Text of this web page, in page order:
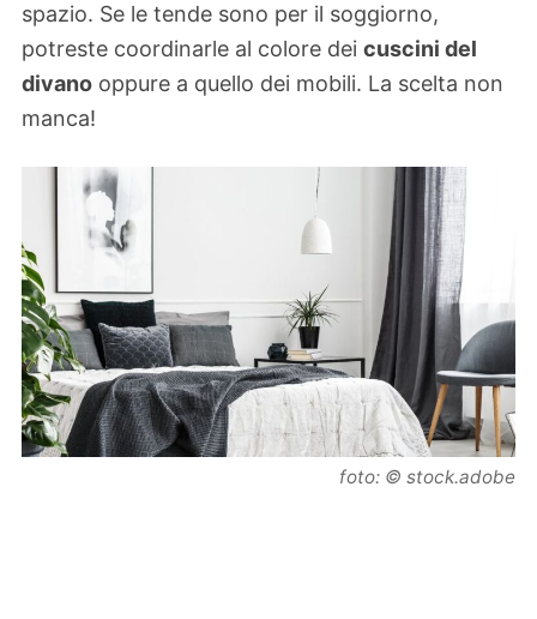
spazio. Se le tende sono per il soggiorno,
potreste coordinarle al colore dei cuscini del
divano oppure a quello dei mobili. La scelta non
manca!
foto: © stock.adobe